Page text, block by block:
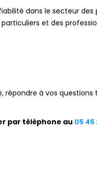
dans le secteur des
et des
à vos
par téléphone au 05 45